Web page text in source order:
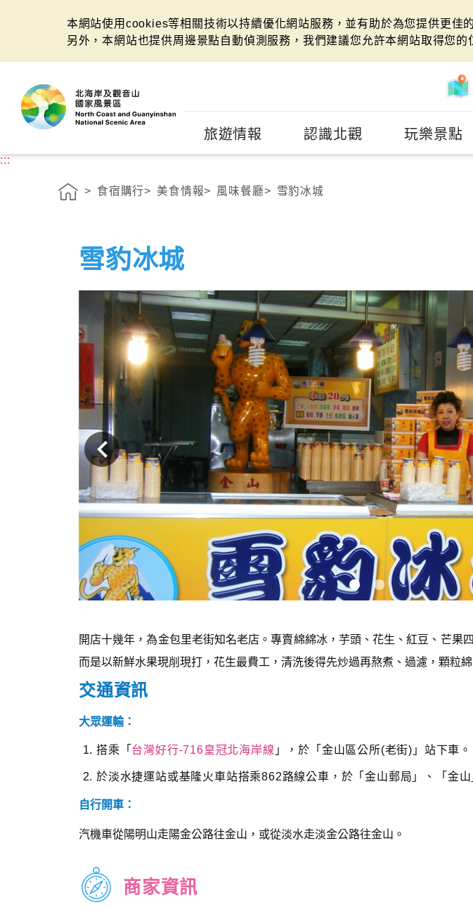
本網站使用cookies等相關技術以持續優化網站服務，並有助於為您提供更佳
另外，本網站也提供周邊景點自動偵測服務，我們建議您允許本網站取得您的
旅遊情報 認識北觀 玩樂景點
:::
食宿購行 美食情報 風味餐廳 雪豹冰城
雪豹冰城
開店十幾年，為金包里老街知名老店。專賣綿綿冰，芋頭、花生、紅豆、芒果
而是以新鮮水果現削現打，花生最費工，清洗後得先炒過再熬煮、過濾，顆粒
交通資訊
大眾運輸：
搭乘「 台灣好行-716皇冠北海岸線 」，於「金山區公所(老街)」站下車。
於淡水捷運站或基隆火車站搭乘862路線公車，於「金山郵局」、「金
自行開車：
汽機車從陽明山走陽金公路往金山，或從淡水走淡金公路往金山。
商家資訊